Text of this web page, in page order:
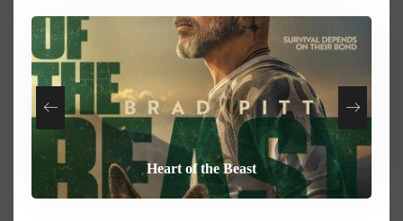
Your Mother Your Mother Your Mother
Heart of the Beast
Behemoth
How To Rob A Bank